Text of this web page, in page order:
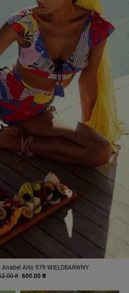
Arto 979 WIELOBARWNY
₴ 600.00 ₴